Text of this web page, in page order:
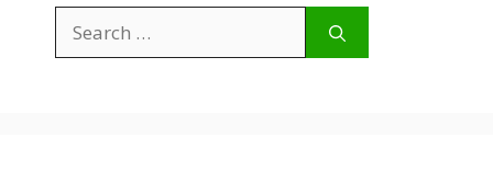
Search
for: